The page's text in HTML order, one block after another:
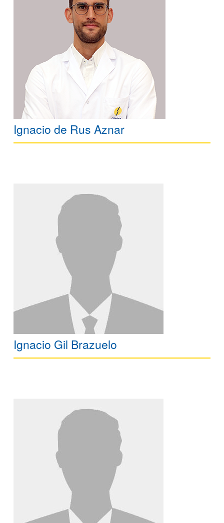
Ignacio de Rus Aznar
Ignacio Gil Brazuelo